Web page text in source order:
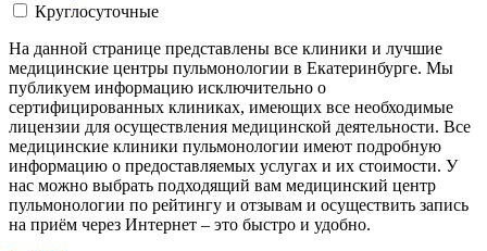
Круглосуточные
На данной странице представлены все клиники и лучшие
медицинские центры пульмонологии в Екатеринбурге. Мы
публикуем информацию исключительно о
сертифицированных клиниках, имеющих все необходимые
лицензии для осуществления медицинской деятельности. Все
медицинские клиники пульмонологии имеют подробную
информацию о предоставляемых услугах и их стоимости. У
нас можно выбрать подходящий вам медицинский центр
пульмонологии по рейтингу и отзывам и осуществить запись
на приём через Интернет – это быстро и удобно.